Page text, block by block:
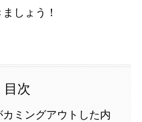
しょう！
目次
ミングアウトした内